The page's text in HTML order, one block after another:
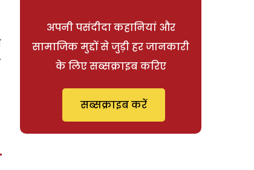
अपनी पसंदीदा कहानियां और
सामाजिक मुद्दों से जुड़ी हर जानकारी
के लिए सब्सक्राइब करिए
सब्सक्राइब करें